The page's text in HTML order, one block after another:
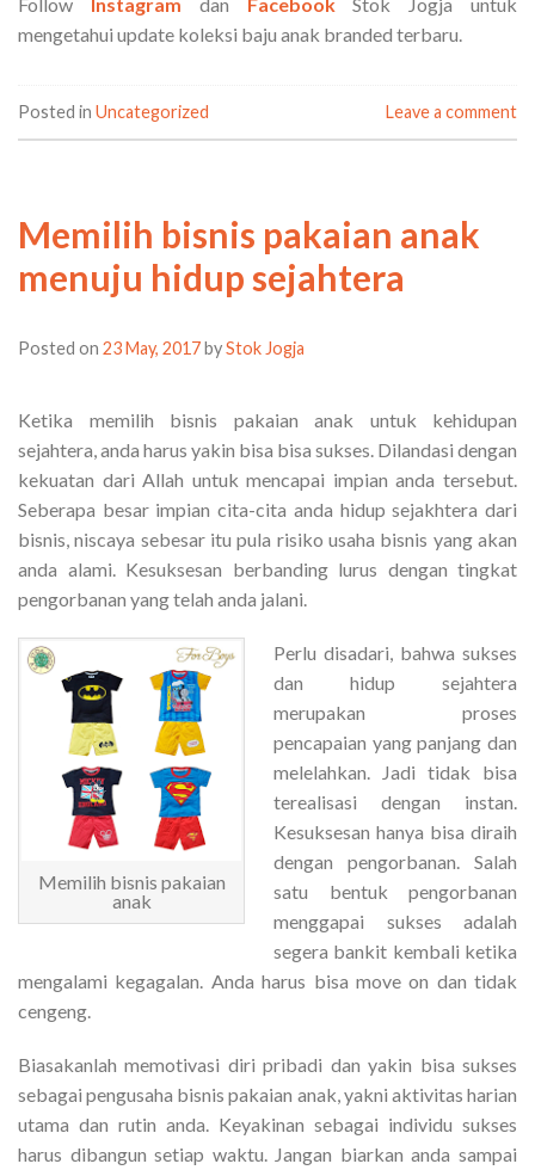
mengetahui update koleksi baju anak branded terbaru.
Posted in Uncategorized Leave a comment
Memilih bisnis pakaian anak
menuju hidup sejahtera
Posted on 23 May, 2017byStok Jogja
Ketika memilih bisnis pakaian anak untuk kehidupan
sejahtera, anda harus yakin bisa bisa sukses. Dilandasi dengan
kekuatan dari Allah untuk mencapai impian anda tersebut.
Seberapa besar impian cita-cita anda hidup sejakhtera dari
bisnis, niscaya sebesar itu pula risiko usaha bisnis yang akan
anda alami. Kesuksesan berbanding lurus dengan tingkat
pengorbanan yang telah anda jalani.
Memilih bisnis pakaian
anak
Perlu disadari, bahwa sukses
dan hidup sejahtera
merupakan proses
pencapaian yang panjang dan
melelahkan. Jadi tidak bisa
terealisasi dengan instan.
Kesuksesan hanya bisa diraih
dengan pengorbanan. Salah
satu bentuk pengorbanan
menggapai sukses adalah
segera bankit kembali ketika
mengalami kegagalan. Anda harus bisa move on dan tidak
cengeng.
Biasakanlah memotivasi diri pribadi dan yakin bisa sukses
sebagai pengusaha bisnis pakaian anak, yakni aktivitas harian
utama dan rutin anda. Keyakinan sebagai individu sukses
harus dibangun setiap waktu. Jangan biarkan anda sampai